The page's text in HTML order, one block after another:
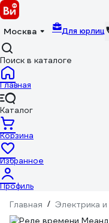
Москва Для юрлиц
Поиск в каталоге
Главная
Каталог
Корзина
Избранное
Профиль
Главная / Электрика и